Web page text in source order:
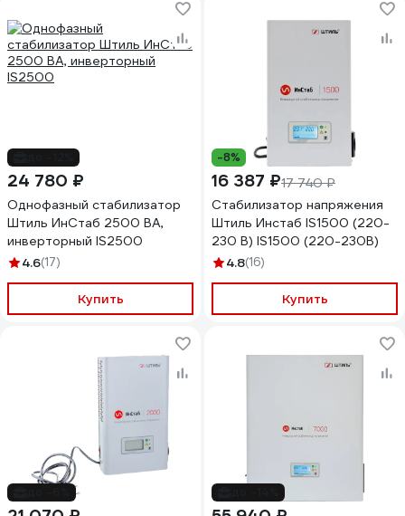
24 780 ₽
Однофазный стабилизатор
Штиль ИнСтаб 2500 ВА,
инверторный IS2500
4.6(17)
Купить
-8%
16 387 ₽17 740 ₽
Стабилизатор напряжения
Штиль Инстаб IS1500 (220-
230 В) IS1500 (220-230В)
4.8(16)
Купить